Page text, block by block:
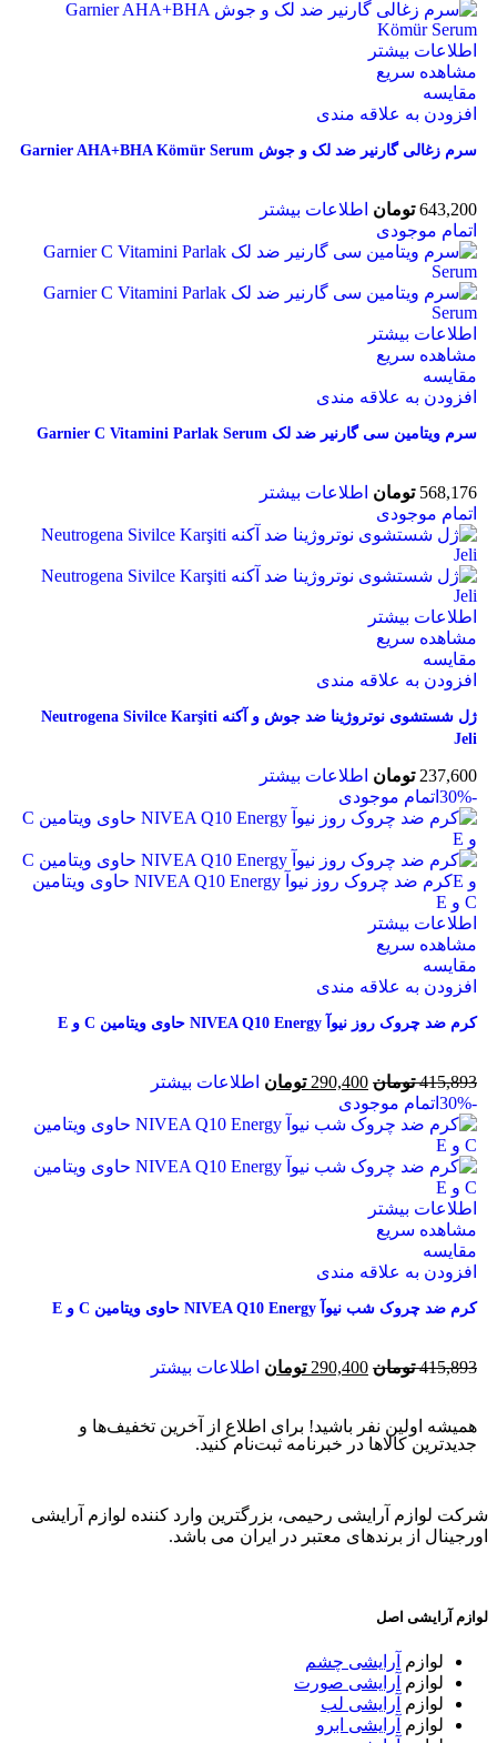
اطلاعات بیشتر
مشاهده سریع
مقایسه
افزودن به علاقه مندی
سرم زغالی گارنیر ضد لک و جوش Garnier AHA+BHA Kömür Serum
643,200 تومان اطلاعات بیشتر
اتمام موجودی
اطلاعات بیشتر
مشاهده سریع
مقایسه
افزودن به علاقه مندی
سرم ویتامین سی گارنیر ضد لک Garnier C Vitamini Parlak Serum
568,176 تومان اطلاعات بیشتر
اتمام موجودی
اطلاعات بیشتر
مشاهده سریع
مقایسه
افزودن به علاقه مندی
ژل شستشوی نوتروژینا ضد جوش و آکنه Neutrogena Sivilce Karşiti
Jeli
237,600 تومان اطلاعات بیشتر
-30%
اتمام موجودی
اطلاعات بیشتر
مشاهده سریع
مقایسه
افزودن به علاقه مندی
کرم ضد چروک روز نیوآ NIVEA Q10 Energy حاوی ویتامین C و E
415,893 تومان 290,400 تومان اطلاعات بیشتر
-30%
اتمام موجودی
اطلاعات بیشتر
مشاهده سریع
مقایسه
افزودن به علاقه مندی
کرم ضد چروک شب نیوآ NIVEA Q10 Energy حاوی ویتامین C و E
415,893 تومان 290,400 تومان اطلاعات بیشتر
همیشه اولین نفر باشید! برای اطلاع از آخرین تخفیف‌ها و
جدیدترین کالاها در خبرنامه ثبت‌نام کنید.
شرکت لوازم آرایشی رحیمی، بزرگترین وارد کننده لوازم آرایشی
اورجینال از برندهای معتبر در ایران می باشد.
لوازم آرایشی اصل
لوازم آرایشی چشم
لوازم آرایشی صورت
لوازم آرایشی لب
لوازم آرایشی ابرو